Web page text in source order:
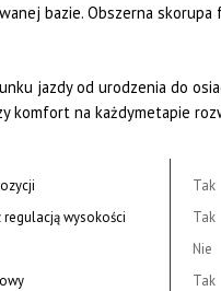
bazie. Obszerna
jazdy od urodzenia do
komfort na każdymetapie
Tak
regulacją wysokości
Tak
Nie
Tak